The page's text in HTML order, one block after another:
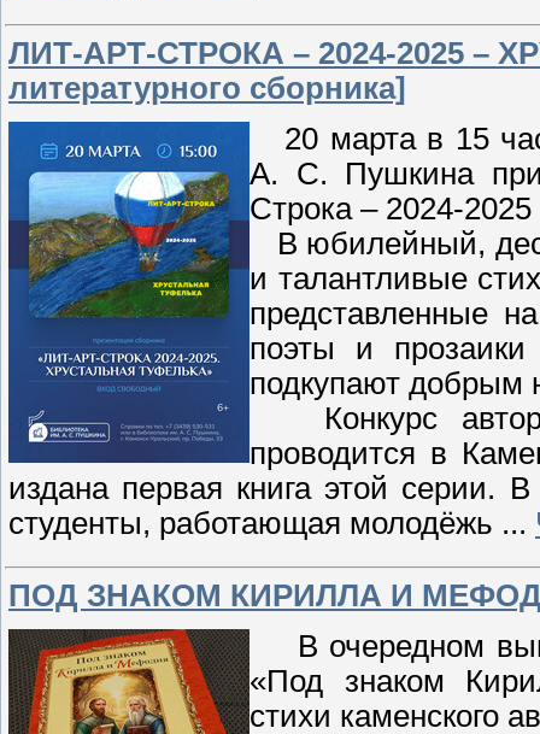
ЛИТ-АРТ-СТРОКА – 2024-2025 –
литературного сборника]
20 марта в 15
А. С. Пушкина
Строка – 2024-
В юбилейный,
и талантливые
представленные
поэты и прозаики
подкупают добрым
Конкурс
проводится в
издана первая книга этой серии.
студенты, работающая молодёжь ...
ПОД ЗНАКОМ КИРИЛЛА И
В очередном
«Под знаком
стихи каменского